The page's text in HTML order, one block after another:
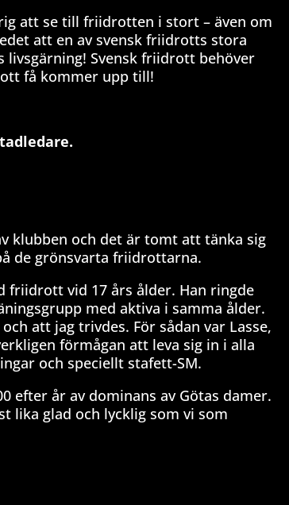
att se till friidrotten i stort – även om
att en av svensk friidrotts stora
livsgärning! Svensk friidrott behöver
få kommer upp till!
klubben och det är tomt att tänka sig
de grönsvarta friidrottarna.
friidrott vid 17 års ålder. Han ringde
med aktiva i samma ålder.
att jag trivdes. För sådan var Lasse,
förmågan att leva sig in i alla
och speciellt stafett-SM.
efter år av dominans av Götas damer.
lika glad och lycklig som vi som